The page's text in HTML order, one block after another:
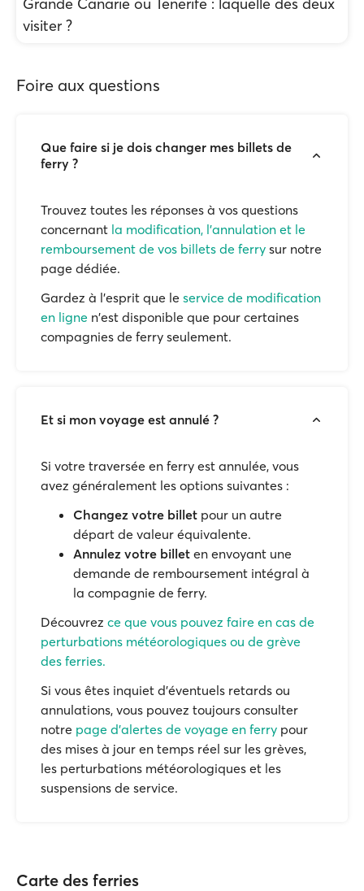
visiter ?
Foire aux questions
Que faire si je dois changer mes billets de
ferry ?
Trouvez toutes les réponses à vos questions
concernant la modification, l'annulation et le
remboursement de vos billets de ferry sur notre
page dédiée.
Gardez à l'esprit que le service de modification
en ligne n'est disponible que pour certaines
compagnies de ferry seulement.
Et si mon voyage est annulé ?
Si votre traversée en ferry est annulée, vous
avez généralement les options suivantes :
Changez votre billet pour un autre
départ de valeur équivalente.
Annulez votre billet en envoyant une
demande de remboursement intégral à
la compagnie de ferry.
Découvrez ce que vous pouvez faire en cas de
perturbations météorologiques ou de grève
des ferries.
Si vous êtes inquiet d'éventuels retards ou
annulations, vous pouvez toujours consulter
notre page d'alertes de voyage en ferry pour
des mises à jour en temps réel sur les grèves,
les perturbations météorologiques et les
suspensions de service.
Carte des ferries